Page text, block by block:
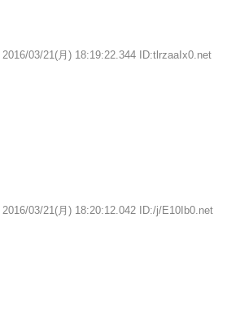
2016/03/21(月) 18:19:22.344 ID:tlrzaaIx0.net
2016/03/21(月) 18:20:12.042 ID:/j/E10Ib0.net